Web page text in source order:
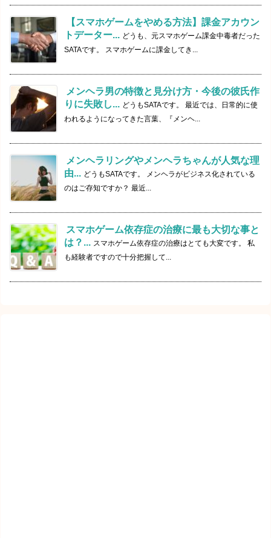
【スマホゲームをやめる方法】課金アカウン
トデーター... どうも、元スマホゲーム課金中毒者だった
SATAです。 スマホゲームに課金してき...
メンヘラ男の特徴と見分け方・今後の彼氏作
りに失敗し... どうもSATAです。 最近では、日常的に使
われるようになってきた言葉、『メンヘ...
メンヘラリングやメンヘラちゃんが人気な理
由... どうもSATAです。 メンヘラがビジネス化されている
のはご存知ですか？ 最近...
スマホゲーム依存症の治療に最も大切な事と
は？... スマホゲーム依存症の治療はとても大変です。 私
も経験者ですので十分把握して...